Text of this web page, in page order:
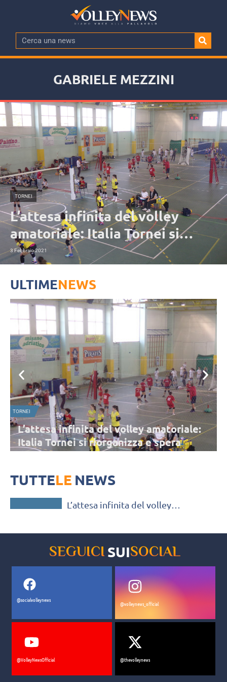
GABRIELE MEZZINI
TORNEI
L’attesa infinita del volley
amatoriale: Italia Tornei si
riorganizza e spera
3 Febbraio 2021
ULTIMENEWS
TORNEI
L’attesa infinita del volley amatoriale:
Italia Tornei si riorganizza e spera
TUTTELE NEWS
TORNEI
L’attesa infinita del volley
SEGUICI SUISOCIAL
@socialvolleynews
@volleynews_official
@VolleyNewsOfficial @thevolleynews